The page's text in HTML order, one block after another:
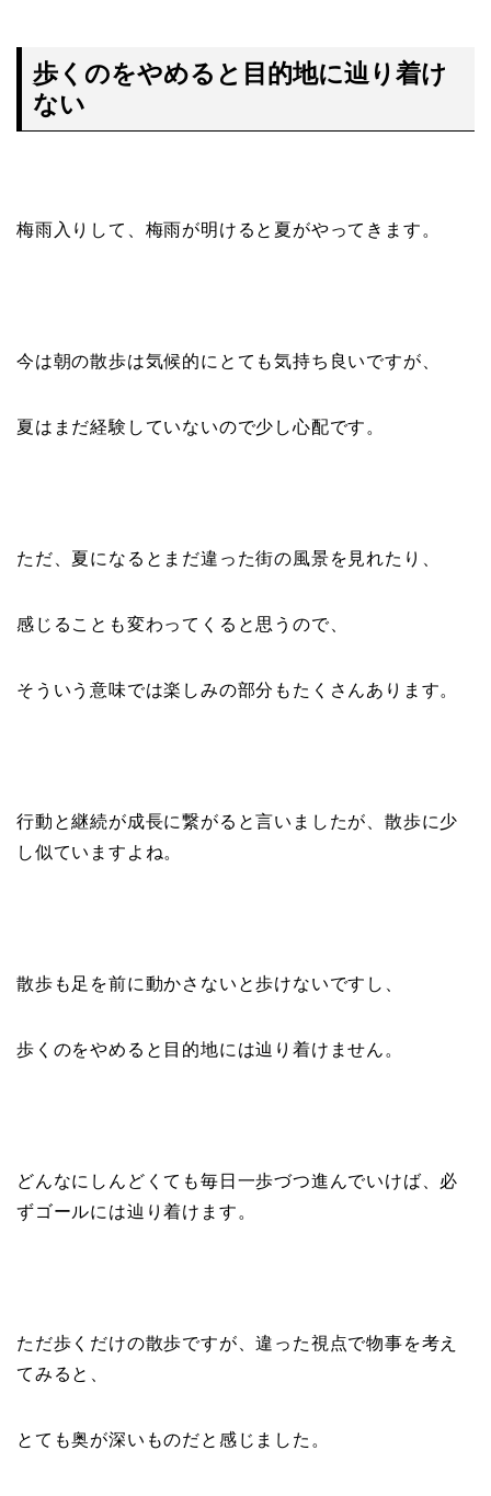
歩くのをやめると目的地に辿り着け
ない
梅雨入りして、梅雨が明けると夏がやってきます。
今は朝の散歩は気候的にとても気持ち良いですが、
夏はまだ経験していないので少し心配です。
ただ、夏になるとまだ違った街の風景を見れたり、
感じることも変わってくると思うので、
そういう意味では楽しみの部分もたくさんあります。
行動と継続が成長に繋がると言いましたが、散歩に少
し似ていますよね。
散歩も足を前に動かさないと歩けないですし、
歩くのをやめると目的地には辿り着けません。
どんなにしんどくても毎日一歩づつ進んでいけば、必
ずゴールには辿り着けます。
ただ歩くだけの散歩ですが、違った視点で物事を考え
てみると、
とても奥が深いものだと感じました。